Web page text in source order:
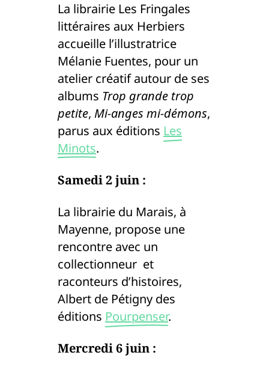
La librairie Les Fringales
littéraires aux Herbiers
accueille l’illustratrice
Mélanie Fuentes, pour un
atelier créatif autour de ses
albums Trop grande trop
petite, Mi-anges mi-démons,
parus aux éditions Les
Minots.
Samedi 2 juin :
La librairie du Marais, à
Mayenne, propose une
rencontre avec un
collectionneur et
raconteurs d’histoires,
Albert de Pétigny des
éditions Pourpenser.
Mercredi 6 juin :